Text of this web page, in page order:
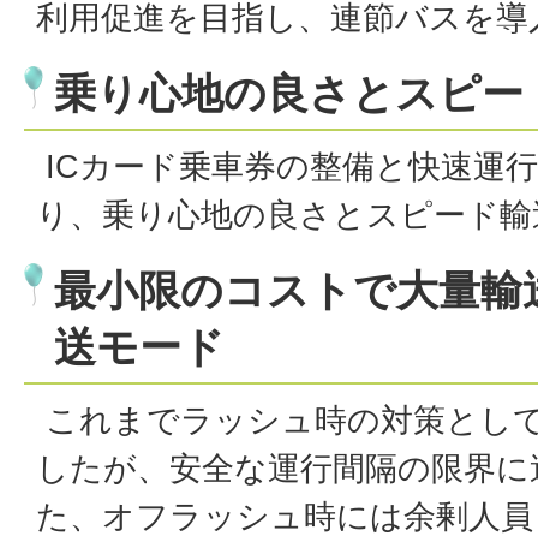
利用促進を目指し、連節バスを
乗り心地の良さとスピー
ICカード乗車券の整備と快速運
り、乗り心地の良さとスピード
最小限のコストで大量
送モード
これまでラッシュ時の対策とし
したが、安全な運行間隔の限界
た、オフラッシュ時には余剰人